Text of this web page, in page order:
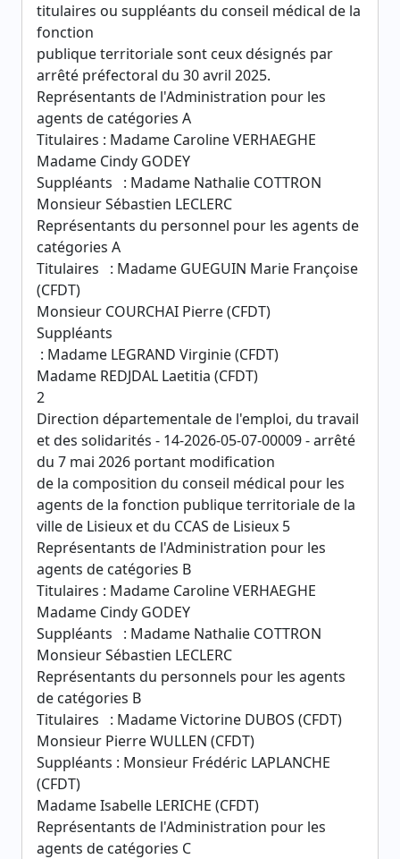
titulaires ou suppléants du conseil médical de la
fonction
publique territoriale sont ceux désignés par
arrêté préfectoral du 30 avril 2025.
Représentants de l'Administration pour les
agents de catégories A
Titulaires : Madame Caroline VERHAEGHE
Madame Cindy GODEY
Suppléants : Madame Nathalie COTTRON
Monsieur Sébastien LECLERC
Représentants du personnel pour les agents de
catégories A
Titulaires : Madame GUEGUIN Marie Françoise
(CFDT)
Monsieur COURCHAI Pierre (CFDT)
Suppléants
: Madame LEGRAND Virginie (CFDT)
Madame REDJDAL Laetitia (CFDT)
2
Direction départementale de l'emploi, du travail
et des solidarités - 14-2026-05-07-00009 - arrêté
du 7 mai 2026 portant modification
de la composition du conseil médical pour les
agents de la fonction publique territoriale de la
ville de Lisieux et du CCAS de Lisieux 5
Représentants de l'Administration pour les
agents de catégories B
Titulaires : Madame Caroline VERHAEGHE
Madame Cindy GODEY
Suppléants : Madame Nathalie COTTRON
Monsieur Sébastien LECLERC
Représentants du personnels pour les agents
de catégories B
Titulaires : Madame Victorine DUBOS (CFDT)
Monsieur Pierre WULLEN (CFDT)
Suppléants : Monsieur Frédéric LAPLANCHE
(CFDT)
Madame Isabelle LERICHE (CFDT)
Représentants de l'Administration pour les
agents de catégories C